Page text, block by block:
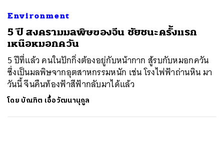
Environment
5 ปี สงครามมลพิษของจีน ชัยชนะครั้งแรก
เหนือหมอกควัน
5 ปีที่แล้ว คนในปักกิ่งต้องอยู่กับหน้ากาก สู้รบกับหมอกควัน
ซึ่งเป็นมลพิษจากอุตสาหกรรมหนัก เช่น โรงไฟฟ้าถ่านหิน มา
วันนี้ จีนคืนท้องฟ้าสีฟ้ากลับมาได้แล้ว
โดย บัณฑิต เอื้อวัฒนานุกูล